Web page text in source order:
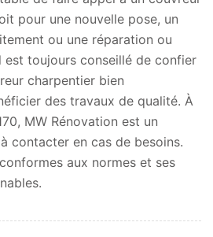
pour une nouvelle pose, un
ou une réparation ou
est toujours conseillé de confier
charpentier bien
des travaux de qualité. À
MW Rénovation est un
contacter en cas de besoins.
aux normes et ses